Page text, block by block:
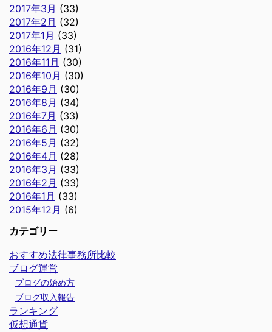
2017年3月 (33)
2017年2月 (32)
2017年1月 (33)
2016年12月 (31)
2016年11月 (30)
2016年10月 (30)
2016年9月 (30)
2016年8月 (34)
2016年7月 (33)
2016年6月 (30)
2016年5月 (32)
2016年4月 (28)
2016年3月 (33)
2016年2月 (33)
2016年1月 (33)
2015年12月 (6)
カテゴリー
おすすめ法律事務所比較
ブログ運営
ブログの始め方
ブログ収入報告
ランキング
仮想通貨